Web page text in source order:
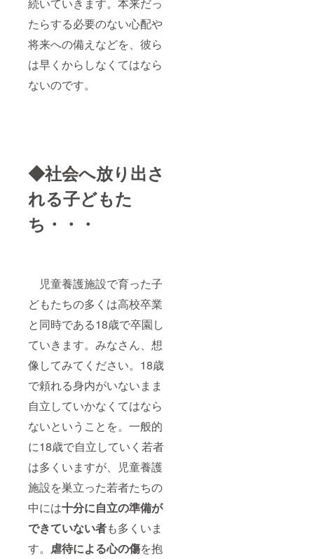
たらする必要のない心配や
将来への備えなどを、彼ら
は早くからしなくてはなら
ないのです。
◆社会へ放り出さ
れる子どもた
ち・・・
児童養護施設で育った子
どもたちの多くは高校卒業
と同時である18歳で卒園し
ていきます。みなさん、想
像してみてください。18歳
で頼れる身内がいないまま
自立していかなくてはなら
ないということを。一般的
に18歳で自立していく若者
は多くいますが、児童養護
施設を巣立った若者たちの
中には十分に自立の準備が
できていない者も多くいま
す。 虐待による心の傷を抱